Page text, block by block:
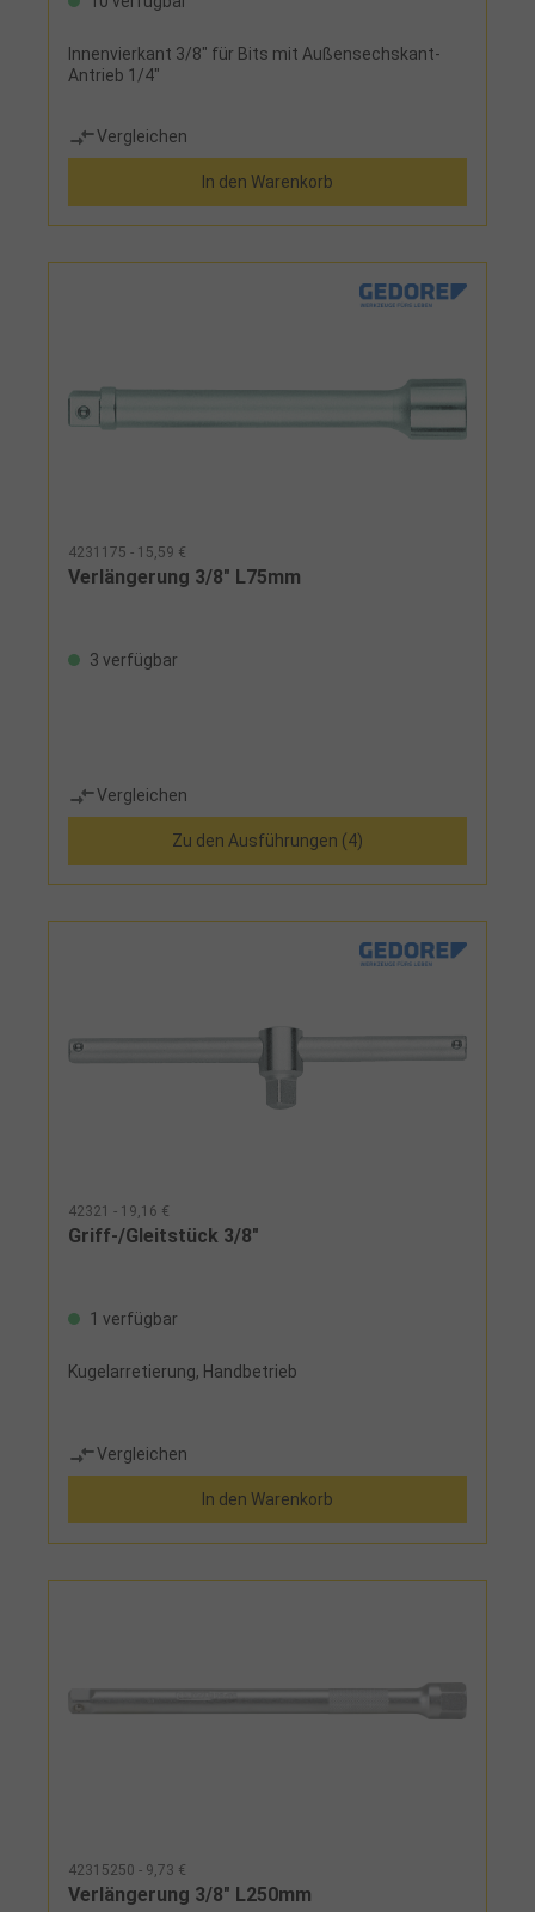
Innenvierkant 3/8" für Bits mit Außensechskant-
Antrieb 1/4"
Vergleichen
In den Warenkorb
4231175 - 15,59 €
Verlängerung 3/8" L75mm
3 verfügbar
Vergleichen
Zu den Ausführungen (4)
42321 - 19,16 €
Griff-/Gleitstück 3/8"
1 verfügbar
Kugelarretierung, Handbetrieb
Vergleichen
In den Warenkorb
42315250 - 9,73 €
Verlängerung 3/8" L250mm